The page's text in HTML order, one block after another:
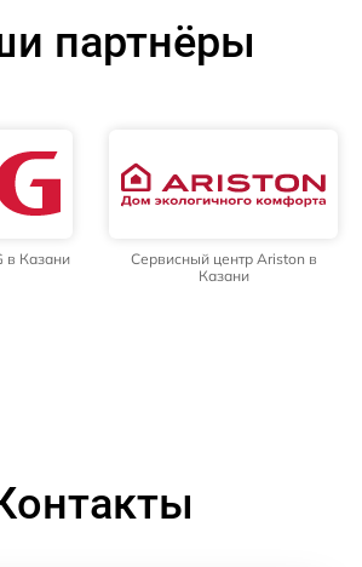
партнёры
в Казани
Сервисный центр Ariston в
Казани